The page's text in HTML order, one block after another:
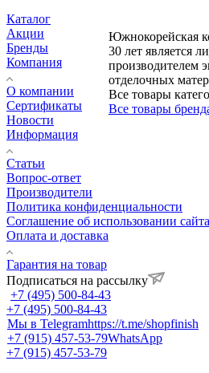
Южнокорейская
30 лет является
производителем
отделочных
Все товары
Все товары
Каталог
Акции
Бренды
Компания
О компании
Сертификаты
Новости
Информация
Статьи
Вопрос-ответ
Производители
Политика конфиденциальности
Соглашение об использовании сайта
Оплата и доставка
Гарантия на товар
Подписаться на рассылку
+7 (495) 500-84-43
+7 (495) 500-84-43
Мы в Telegramhttps://t.me/shopfinish
+7 (915) 457-53-79WhatsApp
+7 (915) 457-53-79